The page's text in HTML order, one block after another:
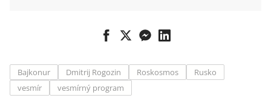
Bajkonur Dmitrij Rogozin Roskosmos
Rusko
vesmír
vesmírný program